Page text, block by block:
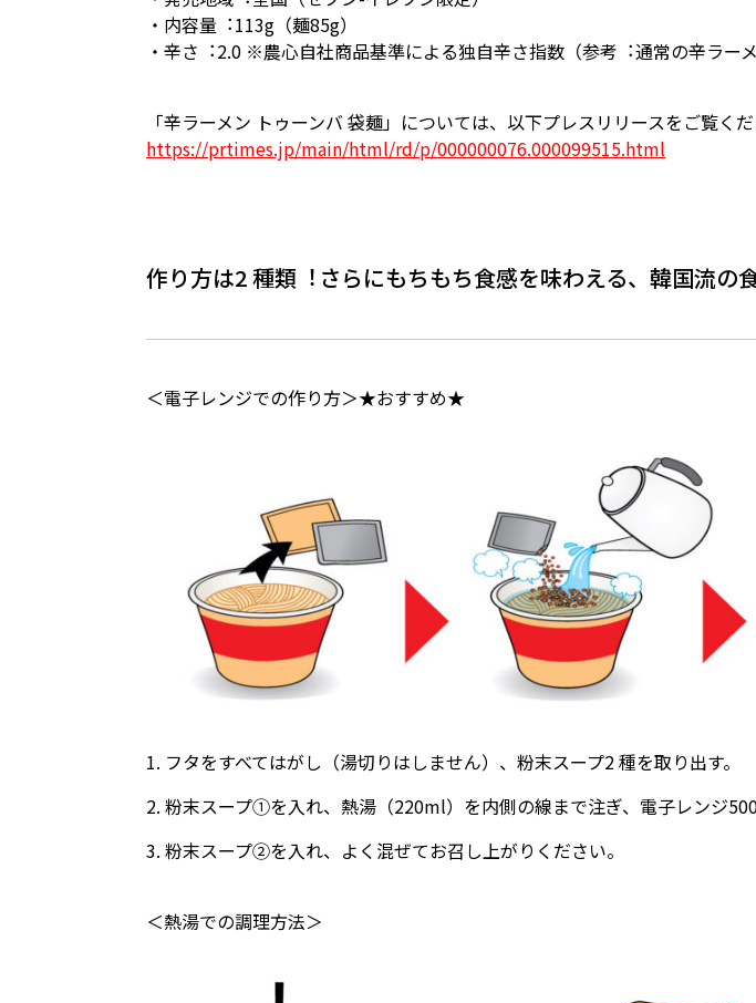
・内容量︓113g（麺85g）
・⾟さ︓2.0 ※農⼼⾃社商品基準による独⾃⾟さ指数（参考︓通常の⾟ラーメ
「⾟ラーメン トゥーンバ 袋麺」については、以下プレスリリースをご覧くだ
https://prtimes.jp/main/html/rd/p/000000076.000099515.html
作り⽅は2 種類︕さらにもちもち⾷感を味わえる、韓国流の
＜電⼦レンジでの作り⽅＞★おすすめ★
1. フタをすべてはがし（湯切りはしません）、粉末スープ2 種を取り出す。
2. 粉末スープ①を⼊れ、熱湯（220ml）を内側の線まで注ぎ、電⼦レンジ
3. 粉末スープ②を⼊れ、よく混ぜてお召し上がりください。
＜熱湯での調理⽅法＞